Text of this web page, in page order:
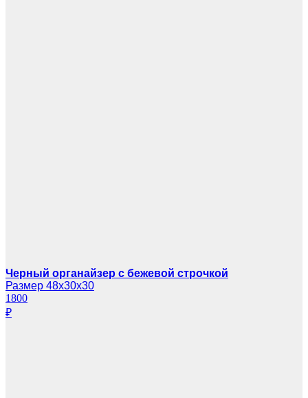
Черный органайзер с бежевой строчкой
Размер 48х30х30
1800
₽